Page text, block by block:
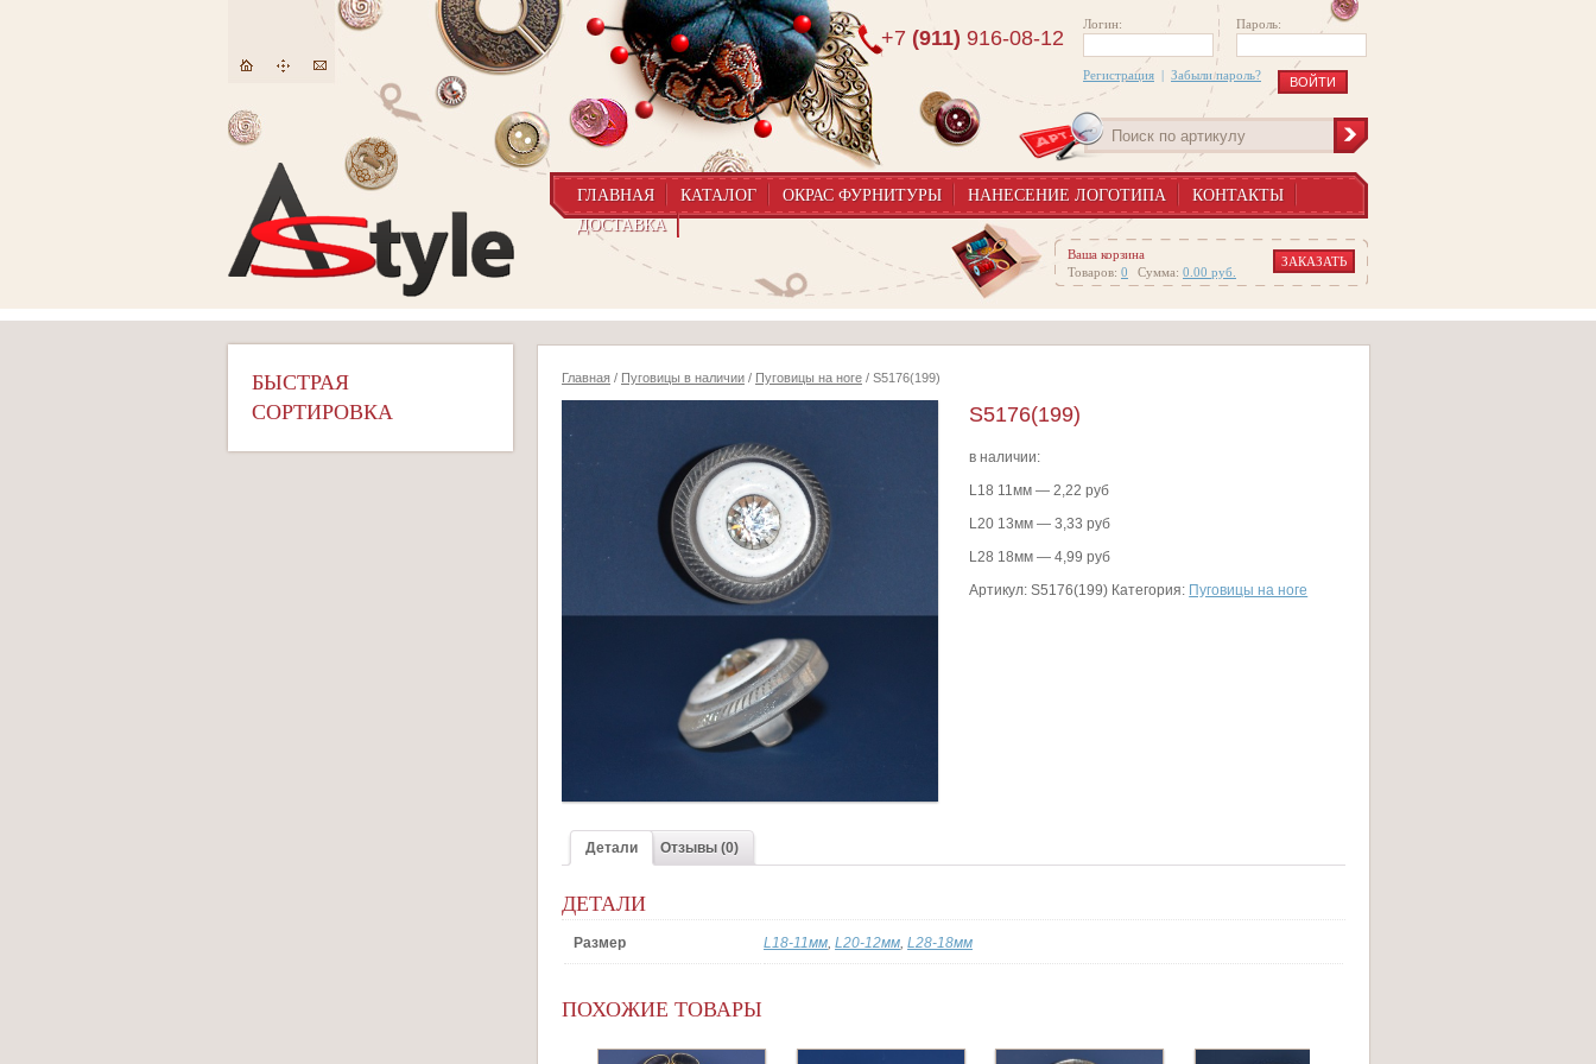
Логин: Пароль:
Регистрация | Забыли пароль?
+7 (911) 916-08-12
ГЛАВНАЯ КАТАЛОГ ОКРАС ФУРНИТУРЫ НАНЕСЕНИЕ ЛОГОТИПА
КОНТАКТЫ
ДОСТАВКА
Ваша корзина
Товаров: 0 Сумма: 0.00 руб.
ЗАКАЗАТЬ
БЫСТРАЯ
СОРТИРОВКА
Главная / Пуговицы в наличии / Пуговицы на ноге / S5176(199)
S5176(199)
в наличии:
L18 11мм — 2,22 руб
L20 13мм — 3,33 руб
L28 18мм — 4,99 руб
Артикул:S5176(199) Категория: Пуговицы на ноге
Детали Отзывы (0)
ДЕТАЛИ
Размер L18-11мм L20-12мм L28-18мм
ПОХОЖИЕ ТОВАРЫ